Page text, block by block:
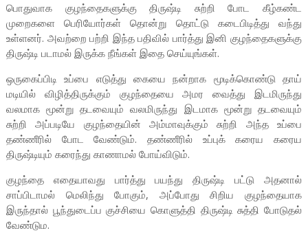
பொதுவாக குழந்தைகளுக்கு திருஷ்டி சுற்றி போட கீழ்கண்ட
முறைகளை பெரியோர்கள் தொன்று தொட்டு கடைபிடித்து வந்து
உள்ளனர். அவற்றை பற்றி இந்த பதிவில் பார்த்து இனி குழந்தைகளுக்கு
திருஷ்டி படாமல் இருக்க நீங்கள் இதை செய்யுங்கள்.
ஒருகைப்பிடி உப்பை எடுத்து கையை நன்றாக மூடிக்கொண்டு தாய்
மடியில் விழித்திருக்கும் குழந்தையை அமர வைத்து இடமிருந்து
வலமாக மூன்று தடவையும் வலமிருந்து இடமாக மூன்று தடவையும்
சுற்றி அப்படியே குழந்தையின் அம்மாவுக்கும் சுற்றி அந்த உப்பை
தண்ணீரில் போட வேண்டும். தண்ணீரில் உப்புக் கரைய கரைய
திருஷ்டியும் கரைந்து காணாமல் போய்விடும்.
குழந்தை எதையாவது பார்த்து பயந்து திருஷ்டி பட்டு அதனால்
சாப்பிடாமல் மெலிந்து போகும், அப்போது சிறிய குழந்தையாக
இருந்தால் பூந்துடைப்ப குச்சியை கொளுத்தி திருஷ்டி சுத்தி போடுதல்
வேண்டும.